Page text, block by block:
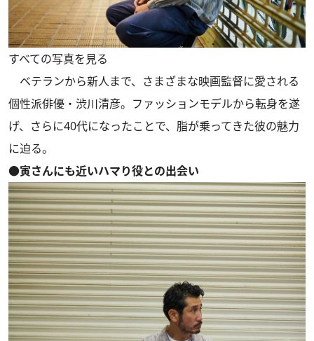
すべての写真を見る
ベテランから新人まで、さまざまな映画監督に愛される
個性派俳優・渋川清彦。ファッションモデルから転身を遂
げ、さらに40代になったことで、脂が乗ってきた彼の魅力
に迫る。
●寅さんにも近いハマり役との出会い